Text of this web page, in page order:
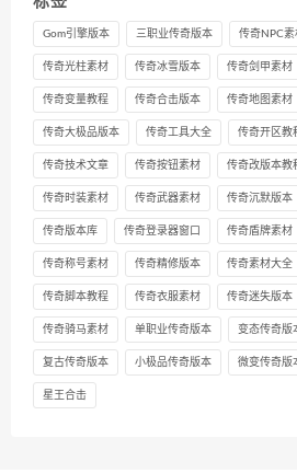
Gom引擎版本 三职业传奇版本 传奇NPC素
传奇光柱素材 传奇冰雪版本 传奇剑甲素材
传奇变量教程 传奇合击版本 传奇地图素材
传奇大极品版本 传奇工具大全 传奇开区教
传奇技术文章 传奇按钮素材 传奇改版本教
传奇时装素材 传奇武器素材 传奇沉默版本
传奇版本库 传奇登录器窗口 传奇盾牌素材
传奇称号素材 传奇精修版本 传奇素材大全
传奇脚本教程 传奇衣服素材 传奇迷失版本
传奇骑马素材 单职业传奇版本 变态传奇版
复古传奇版本 小极品传奇版本 微变传奇版
星王合击